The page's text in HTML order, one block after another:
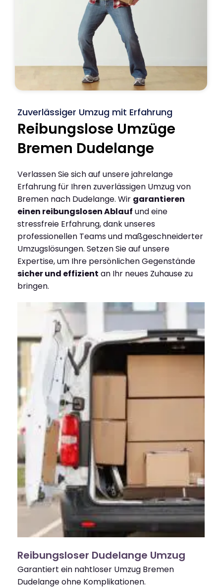
Zuverlässiger Umzug mit Erfahrung
Reibungslose Umzüge
Bremen Dudelange
Verlassen Sie sich auf unsere jahrelange
Erfahrung für Ihren zuverlässigen Umzug von
Bremen nach Dudelange. Wir garantieren
einen reibungslosen Ablauf und eine
stressfreie Erfahrung, dank unseres
professionellen Teams und maßgeschneiderter
Umzugslösungen. Setzen Sie auf unsere
Expertise, um Ihre persönlichen Gegenstände
sicher und effizient an Ihr neues Zuhause zu
bringen.
Reibungsloser Dudelange Umzug
Garantiert ein nahtloser Umzug Bremen
Dudelange ohne Komplikationen.